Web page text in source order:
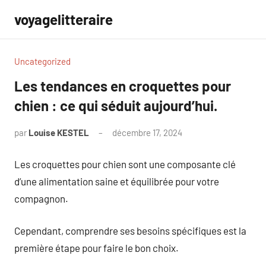
contenu
voyagelitteraire
Uncategorized
Les tendances en croquettes pour
chien : ce qui séduit aujourd’hui.
par Louise KESTEL décembre 17, 2024
Les croquettes pour chien sont une composante clé
d’une alimentation saine et équilibrée pour votre
compagnon.
Cependant, comprendre ses besoins spécifiques est la
première étape pour faire le bon choix.